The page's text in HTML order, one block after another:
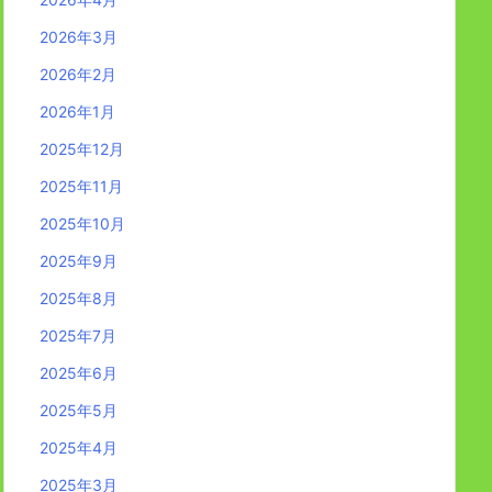
2026年3月
2026年2月
2026年1月
2025年12月
2025年11月
2025年10月
2025年9月
2025年8月
2025年7月
2025年6月
2025年5月
2025年4月
2025年3月